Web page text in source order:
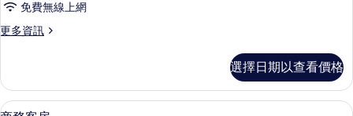
無
窗
的
所
免費無線上網
更多資訊
更
客
房,
選擇日期以查看價格
顯
商務客房 | 免費迷你吧、客房內保險箱